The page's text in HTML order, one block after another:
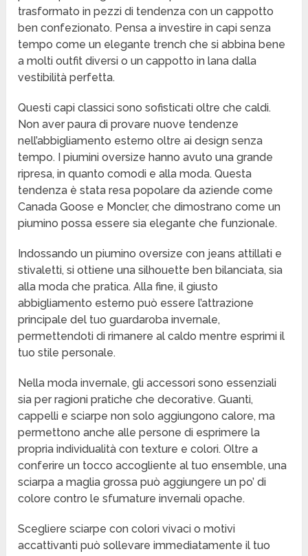
trasformato in pezzi di tendenza con un cappotto
ben confezionato. Pensa a investire in capi senza
tempo come un elegante trench che si abbina bene
a molti outfit diversi o un cappotto in lana dalla
vestibilità perfetta.
Questi capi classici sono sofisticati oltre che caldi.
Non aver paura di provare nuove tendenze
nell’abbigliamento esterno oltre ai design senza
tempo. I piumini oversize hanno avuto una grande
ripresa, in quanto comodi e alla moda. Questa
tendenza è stata resa popolare da aziende come
Canada Goose e Moncler, che dimostrano come un
piumino possa essere sia elegante che funzionale.
Indossando un piumino oversize con jeans attillati e
stivaletti, si ottiene una silhouette ben bilanciata, sia
alla moda che pratica. Alla fine, il giusto
abbigliamento esterno può essere l’attrazione
principale del tuo guardaroba invernale,
permettendoti di rimanere al caldo mentre esprimi il
tuo stile personale.
Nella moda invernale, gli accessori sono essenziali
sia per ragioni pratiche che decorative. Guanti,
cappelli e sciarpe non solo aggiungono calore, ma
permettono anche alle persone di esprimere la
propria individualità con texture e colori. Oltre a
conferire un tocco accogliente al tuo ensemble, una
sciarpa a maglia grossa può aggiungere un po’ di
colore contro le sfumature invernali opache.
Scegliere sciarpe con colori vivaci o motivi
accattivanti può sollevare immediatamente il tuo